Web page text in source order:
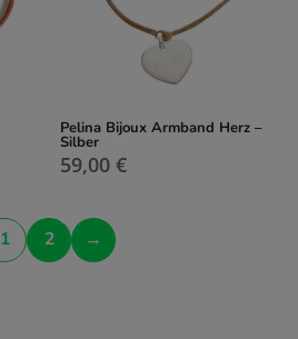
Pelina Bijoux Armband Herz –
Silber
59,00 €
1 2 →